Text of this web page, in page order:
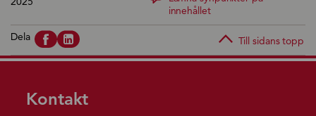
innehållet
Dela Till sidans topp
Kontakt